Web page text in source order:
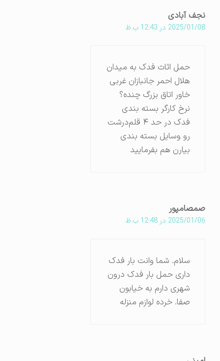
نجف آبادی
2025/01/08 در 12:43 ب.ظ
حمل اثاث فدک به میدان
هلال احمر جانبازان غربی
خاور اتاق بزرگ چنده؟
نرخ کارگر بسته بندی
فدک در حد ۴ قلم‌درشت
رو وسایل بسته بندی
بیارن هم بفرمایید
صمصامپور
2025/01/06 در 12:48 ب.ظ
سلام. شما وانت بار فدک
داری حمل بار فدک درون
شهری دارم به خیابون
صفا. خرده لوازم منزله